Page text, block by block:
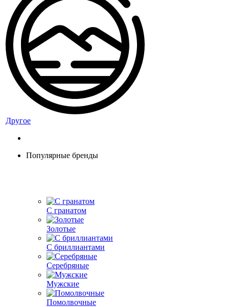
Другое
Популярные бренды
С гранатом
Золотые
С бриллиантами
Серебряные
Мужские
Помолвочные